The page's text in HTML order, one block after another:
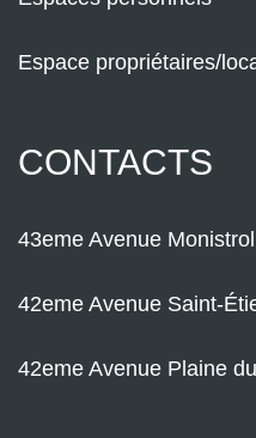
Espace propriétaires/
CONTACTS
43eme Avenue
42eme Avenue Saint-
42eme Avenue Plaine